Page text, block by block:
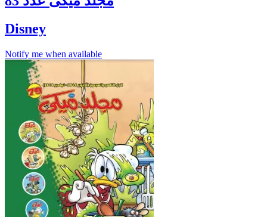
Disney
Notify me when available